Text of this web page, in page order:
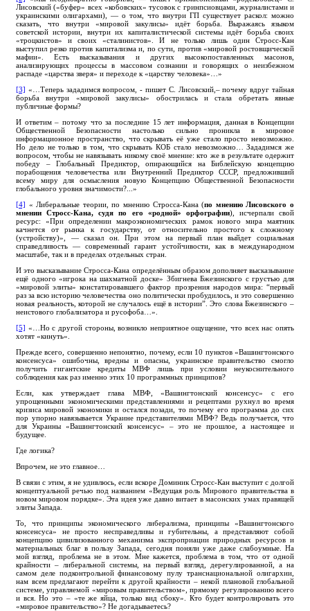
Лисовский («буфер» всех «кобовских» тусовок с гринпсиовцами, журналистами и
украинскими олигархами), — о том, что внутри ГП существует раскол: можно
сказать, что внутри «мировой закулисы» идёт борьба. Выражаясь языком
советской истории, внутри их капиталистической системы идёт борьба своих
«троцкистов» и своих «сталинистов». И не только лишь один Стросс-Кан
выступил резко против капитализма и, по сути, против «мировой ростовщической
мафии». Есть высказывания и других высокопоставленных масонов,
анализирующих процессы в массовом сознании и говорящих о неизбежном
распаде «царства зверя» и переходе к «царству человека»…»
[3] «…Теперь зададимся вопросом, - пишет С. Лисовский,– почему вдруг тайная
борьба внутри «мировой закулисы» обострилась и стала обретать явные
публичные формы?
И ответим – потому что за последние 15 лет информация, данная в Концепции
Общественной Безопасности настолько сильно проникла в мировое
информационное пространство, что скрывать её уже стало просто невозможно.
Но дело не только в том, что скрывать КОБ стало невозможно… Зададимся же
вопросом, чтобы не навязывать никому своё мнение: кто же в результате одержит
победу – Глобальный Предиктор, опирающийся на Библейскую концепцию
порабощения человечества или Внутренний Предиктор СССР, предложивший
всему миру для осмысления новую Концепцию Общественной Безопасности
глобального уровня значимости?...»
[4] « Либеральные теории, по мнению Стросса-Кана (по мнению Лисовского о
мнении Стросс-Кана, судя по его «родной» орфографии), исчерпали свой
ресурс: «При определении макроэкономических рамок нового мира маятник
качнется от рынка к государству, от относительно простого к сложному
(устройству)», — сказал он. При этом на первый план выйдет социальная
справедливость — современный гарант устойчивости, как в международном
масштабе, так и в пределах отдельных стран.
И это высказывание Стросса-Кана определённым образом дополняет высказывание
ещё одного «игрока на шахматной доске» Збигнева Бжезинского с грустью для
«мировой элиты» констатировавшего фактор прозрения народов мира: “первый
раз за всю историю человечества оно политически пробудилось, и это совершенно
новая реальность, которой не случалось ещё в истории”. Это слова Бжезинского –
неистового глобализатора и русофоба…».
[5] «…Но с другой стороны, возникло неприятное ощущение, что всех нас опять
хотят «кинуть».
Прежде всего, совершенно непонятно, почему, если 10 пунктов «Вашингтонского
консенсуса» ошибочны, вредны и опасны, украинское правительство смогло
получить гигантские кредиты МВФ лишь при условии неукоснительного
соблюдения как раз именно этих 10 программных принципов?
Если, как утверждает глава МВФ, «Вашингтонский консенсус» с его
упрощенными экономическими представлениями и рецептами рухнул во время
кризиса мировой экономики и остался позади, то почему его программа до сих
пор упорно навязывается Украине представителями МВФ? Ведь получается, что
для Украины «Вашингтонский консенсус» – это не прошлое, а настоящее и
будущее.
Где логика?
Впрочем, не это главное…
В связи с этим, я не удивлюсь, если вскоре Доминик Стросс-Кан выступит с долгой
концептуальной речью под названием «Ведущая роль Мирового правительства в
новом мировом порядке». Эта идея уже давно витает в масонских умах правящей
элиты Запада.
То, что принципы экономического либерализма, принципы «Вашингтонского
консенсуса» не просто несправедливы и губительны, а представляют собой
концепцию цивилизованного механизма экспроприации природных ресурсов и
материальных благ в пользу Запада, сегодня поняли уже даже слабоумные. На
мой взгляд, проблема не в этом. Мне кажется, проблема в том, что от одной
крайности – либеральной системы, на первый взгляд, дерегулированной, а на
самом деле подконтрольной финансовому пулу транснациональной олигархии,
нам всем предлагают перейти к другой крайности – некой плановой глобальной
системе, управляемой «мировым правительством», прямому регулированию всего
и вся. Но это – «те же яйца, только вид сбоку». Кто будет контролировать это
«мировое правительство»? Не догадываетесь?